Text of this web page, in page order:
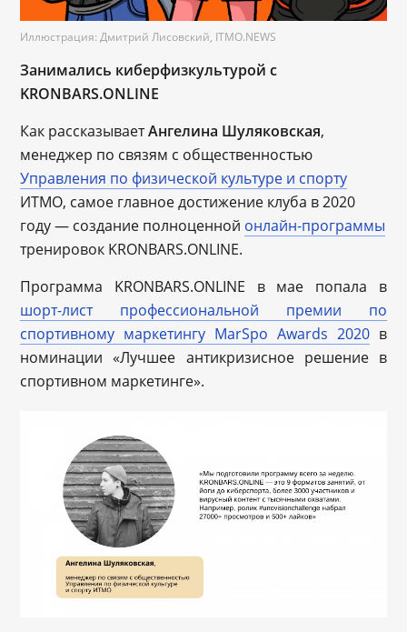
Иллюстрация: Дмитрий Лисовский, ITMO.NEWS
Занимались киберфизкультурой с
KRONBARS.ONLINE
Как рассказываетАнгелина Шуляковская,
менеджер по связям с общественностью
Управления по физической культуре и спорту
ИТМО, самое главное достижение клуба в 2020
году — создание полноценной онлайн-программы
тренировок KRONBARS.ONLINE.
Программа KRONBARS.ONLINE в мае попала в
шорт-лист профессиональной премии по
спортивному маркетингу MarSpo Awards 2020в
номинации «Лучшее антикризисное решение в
спортивном маркетинге».